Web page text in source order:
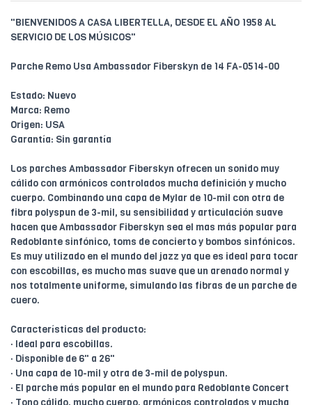
"BIENVENIDOS A CASA LIBERTELLA, DESDE EL AÑO 1958 AL
SERVICIO DE LOS MÚSICOS"
Parche Remo Usa Ambassador Fiberskyn de 14 FA-0514-00
Estado: Nuevo
Marca: Remo
Origen: USA
Garantía: Sin garantía
Los parches Ambassador Fiberskyn ofrecen un sonido muy
cálido con armónicos controlados mucha definición y mucho
cuerpo. Combinando una capa de Mylar de 10-mil con otra de
fibra polyspun de 3-mil, su sensibilidad y articulación suave
hacen que Ambassador Fiberskyn sea el mas más popular para
Redoblante sinfónico, toms de concierto y bombos sinfónicos.
Es muy utilizado en el mundo del jazz ya que es ideal para tocar
con escobillas, es mucho mas suave que un arenado normal y
nos totalmente uniforme, simulando las fibras de un parche de
cuero.
Características del producto:
· Ideal para escobillas.
· Disponible de 6" a 26"
· Una capa de 10-mil y otra de 3-mil de polyspun.
· El parche más popular en el mundo para Redoblante Concert